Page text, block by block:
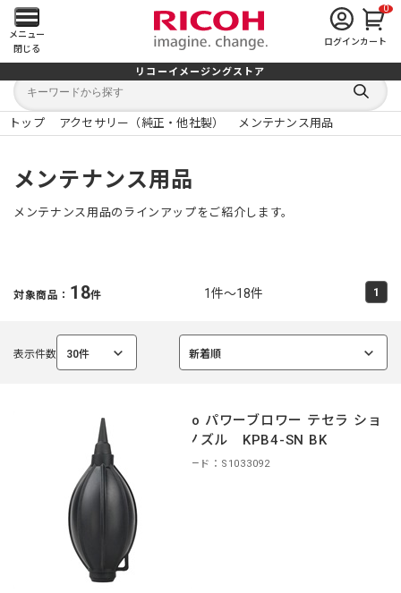
メ
イ
ン
メ
ニ
ュ
を
く
メニュー
閉じる
ログイン
0
カート
リコーイメージングストア
キ
ワ
ー
キ
検
索
る
トップ アクセサリー（純正・他社製） メンテナンス用品
メンテナンス用品
メンテナンス用品のラインアップをご紹介します。
対象商品： 18件 1件～18件 1
表示件数 30件
選
新着順
選
Kenko パワーブロワー テセラ ショ
ートノズル KPB4-SN BK
商品コード：S1033092